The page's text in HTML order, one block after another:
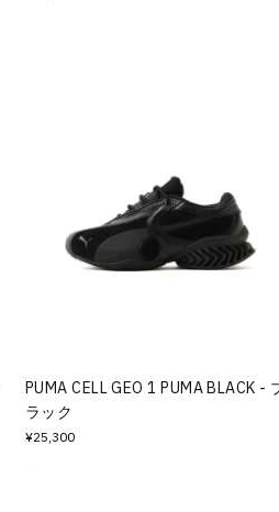
PUMA CELL GEO 1 PUMA BLACK -
ラック
¥25,300